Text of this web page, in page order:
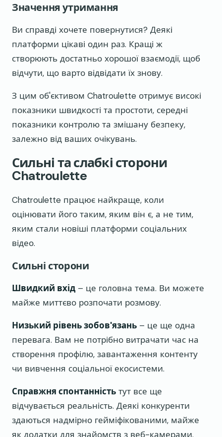
Значення утримання
Ви справді хочете повернутися? Деякі
платформи цікаві один раз. Кращі ж
створюють достатньо хорошої взаємодії, щоб
відчути, що варто відвідати їх знову.
З цим об'єктивом Chatroulette отримує високі
показники швидкості та простоти, середні
показники контролю та змішану безпеку,
залежно від ваших очікувань.
Сильні та слабкі сторони
Chatroulette
Chatroulette працює найкраще, коли
оцінювати його таким, яким він є, а не тим,
яким стали новіші платформи соціальних
відео.
Сильні сторони
Швидкий вхід – це головна тема. Ви можете
майже миттєво розпочати розмову.
Низький рівень зобов'язань – це ще одна
перевага. Вам не потрібно витрачати час на
створення профілю, завантаження контенту
чи вивчення соціальної екосистеми.
Справжня спонтанність тут все ще
відчувається реальність. Деякі конкуренти
здаються надмірно гейміфікованими, майже
як додатки для знайомств з веб-камерами.